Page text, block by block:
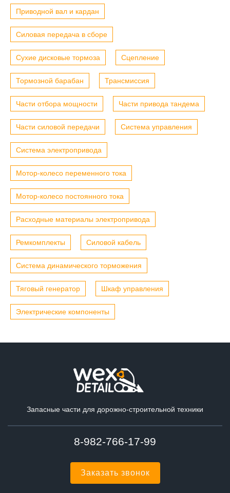
Приводной вал и кардан
Силовая передача в сборе
Сухие дисковые тормоза Сцепление
Тормозной барабан Трансмиссия
Части отбора мощности Части привода тандема
Части силовой передачи Система управления
Система электропривода
Мотор-колесо переменного тока
Мотор-колесо постоянного тока
Расходные материалы электропривода
Ремкомплекты Силовой кабель
Система динамического торможения
Тяговый генератор Шкаф управления
Электрические компоненты
Запасные части для дорожно-строительной техники
8-982-766-17-99
Заказать звонок